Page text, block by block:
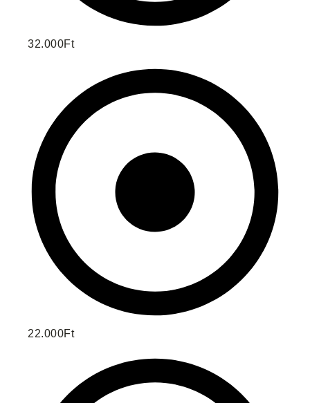
32.000Ft
22.000Ft